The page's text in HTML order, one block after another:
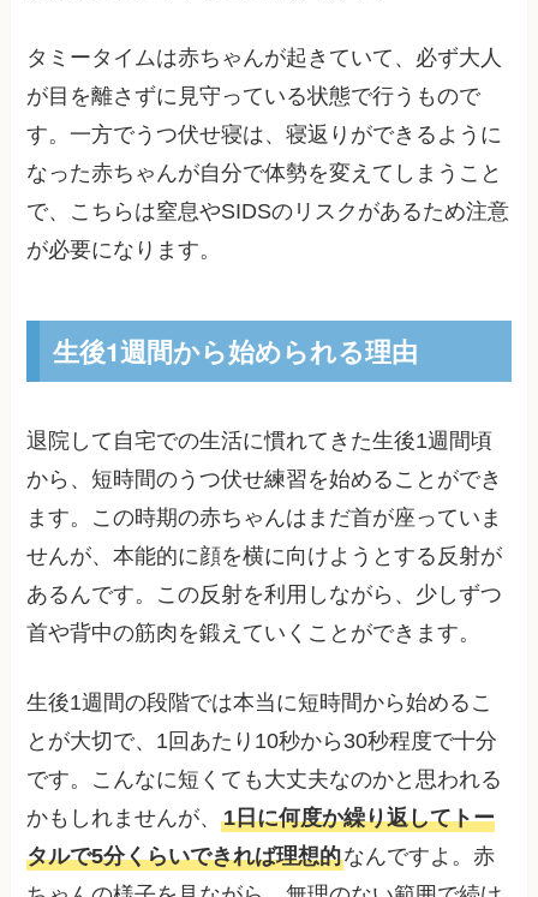
タミータイムは赤ちゃんが起きていて、必ず大人
が目を離さずに見守っている状態で行うもので
す。一方でうつ伏せ寝は、寝返りができるように
なった赤ちゃんが自分で体勢を変えてしまうこと
で、こちらは窒息やSIDSのリスクがあるため注意
が必要になります。
生後1週間から始められる理由
退院して自宅での生活に慣れてきた生後1週間頃
から、短時間のうつ伏せ練習を始めることができ
ます。この時期の赤ちゃんはまだ首が座っていま
せんが、本能的に顔を横に向けようとする反射が
あるんです。この反射を利用しながら、少しずつ
首や背中の筋肉を鍛えていくことができます。
生後1週間の段階では本当に短時間から始めるこ
とが大切で、1回あたり10秒から30秒程度で十分
です。こんなに短くても大丈夫なのかと思われる
かもしれませんが、1日に何度か繰り返してトー
タルで5分くらいできれば理想的なんですよ。赤